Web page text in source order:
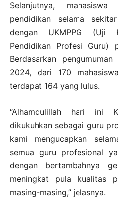
Selanjutnya,
pendidikan selama
dengan UKMPPG (Uji
Pendidikan Profesi Guru)
Berdasarkan
2024, dari 170
terdapat 164 yang lulus.
“Alhamdulillah hari ini
dikukuhkan sebagai guru
kami mengucapkan
semua guru profesional
dengan bertambahnya
meningkat pula kualitas
masing-masing,” jelasnya.